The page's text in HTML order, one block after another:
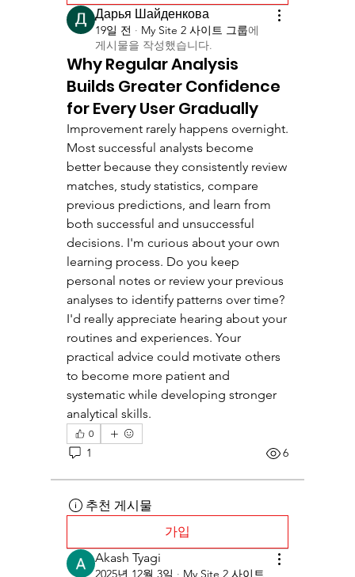
Дарья Шайденкова
19일 전 · My Site 2 사이트 그룹에
게시물을 작성했습니다.
Why Regular Analysis
Builds Greater Confidence
for Every User Gradually
Improvement rarely happens overnight.
Most successful analysts become
better because they consistently review
matches, study statistics, compare
previous predictions, and learn from
both successful and unsuccessful
decisions. I'm curious about your own
learning process. Do you keep
personal notes or review your previous
analyses to identify patterns over time?
I'd really appreciate hearing about your
routines and experiences. Your
practical advice could motivate others
to become more patient and
systematic while developing stronger
analytical skills.
0
1 6
추천 게시물
가입
Akash Tyagi
2025년 12월 3일 · My Site 2 사이트